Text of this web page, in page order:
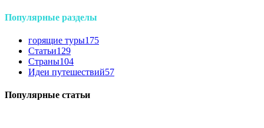
Популярные разделы
горящие туры175
Статьи129
Страны104
Идеи путешествий57
Популярные статьи